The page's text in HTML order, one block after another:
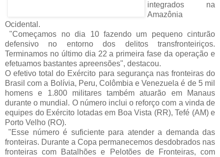
integrados na
Amazônia
Ocidental.
"Começamos no dia 10 fazendo um pequeno cinturão
defensivo no entorno dos delitos transfronteiriços.
Terminamos no último dia 22 a primeira fase da operação e
efetuamos bastantes apreensões", destacou.
O efetivo total do Exército para segurança nas fronteiras do
Brasil com a Bolívia, Peru, Colômbia e Venezuela é de 5 mil
homens e 1.800 militares também atuarão em Manaus
durante o mundial. O número inclui o reforço com a vinda de
equipes do Exército lotadas em Boa Vista (RR), Tefé (AM) e
Porto Velho (RO).
"Esse número é suficiente para atender a demanda das
fronteiras. Durante a Copa permanecemos desdobrados nas
fronteiras com Batalhões e Pelotões de Fronteiras, com